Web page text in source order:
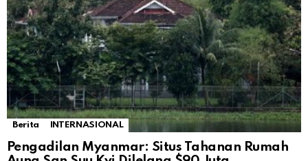
Berita INTERNASIONAL
Pengadilan Myanmar: Situs Tahanan Rumah